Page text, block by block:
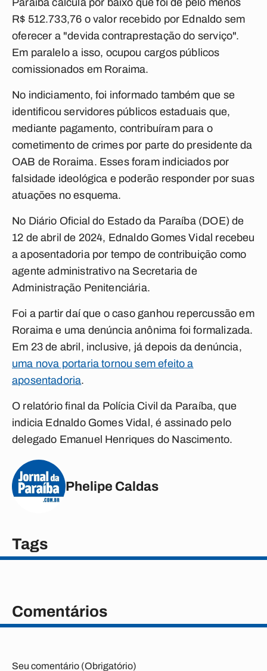
Paraíba calcula por baixo que foi de pelo menos
R$ 512.733,76 o valor recebido por Ednaldo sem
oferecer a "devida contraprestação do serviço".
Em paralelo a isso, ocupou cargos públicos
comissionados em Roraima.
No indiciamento, foi informado também que se
identificou servidores públicos estaduais que,
mediante pagamento, contribuíram para o
cometimento de crimes por parte do presidente da
OAB de Roraima. Esses foram indiciados por
falsidade ideológica e poderão responder por suas
atuações no esquema.
No Diário Oficial do Estado da Paraíba (DOE) de
12 de abril de 2024, Ednaldo Gomes Vidal recebeu
a aposentadoria por tempo de contribuição como
agente administrativo na Secretaria de
Administração Penitenciária.
Foi a partir daí que o caso ganhou repercussão em
Roraima e uma denúncia anônima foi formalizada.
Em 23 de abril, inclusive, já depois da denúncia,
uma nova portaria tornou sem efeito a
aposentadoria.
O relatório final da Polícia Civil da Paraíba, que
indicia Ednaldo Gomes Vidal, é assinado pelo
delegado Emanuel Henriques do Nascimento.
Phelipe Caldas
Tags
Comentários
Seu comentário (Obrigatório)